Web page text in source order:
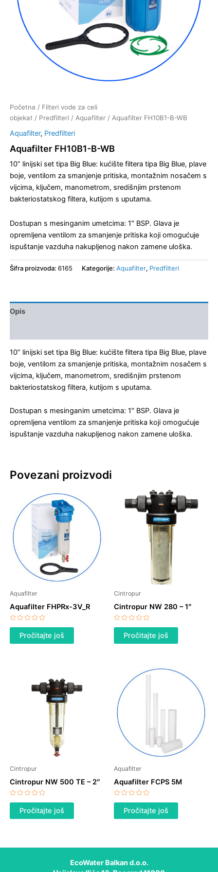
Početna / Filteri vode za celi
objekat / Predfilteri / Aquafilter / Aquafilter FH10B1-B-WB
Aquafilter, Predfilteri
Aquafilter FH10B1-B-WB
10” linijski set tipa Big Blue: kućište filtera tipa Big Blue, plave
boje, ventilom za smanjenje pritiska, montažnim nosačem s
vijcima, ključem, manometrom, središnjim prstenom
bakteriostatskog filtera, kutijom s uputama.
Dostupan s mesinganim umetcima: 1″ BSP. Glava je
opremljena ventilom za smanjenje pritiska koji omogućuje
ispuštanje vazduha nakupljenog nakon zamene uloška.
Šifra proizvoda: 6165 Kategorije: Aquafilter, Predfilteri
Opis
10” linijski set tipa Big Blue: kućište filtera tipa Big Blue, plave
boje, ventilom za smanjenje pritiska, montažnim nosačem s
vijcima, ključem, manometrom, središnjim prstenom
bakteriostatskog filtera, kutijom s uputama.
Dostupan s mesinganim umetcima: 1″ BSP. Glava je
opremljena ventilom za smanjenje pritiska koji omogućuje
ispuštanje vazduha nakupljenog nakon zamene uloška.
Povezani proizvodi
Aquafilter
Aquafilter FHPRx-3V_R
Ocenjeno
sa
od
Pročitajte još
Cintropur
Cintropur NW 280 – 1″
Ocenjeno
sa
od
Pročitajte još
Cintropur
Cintropur NW 500 TE – 2″
Ocenjeno
sa
od
Pročitajte još
Aquafilter
Aquafilter FCPS 5M
Ocenjeno
sa
od
Pročitajte još
EcoWater Balkan d.o.o.